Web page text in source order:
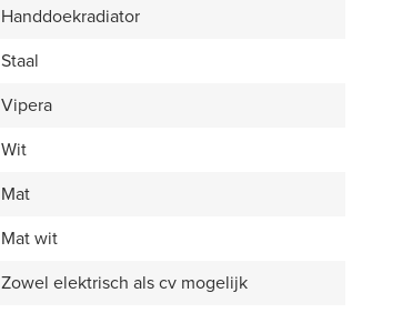
Handdoekradiator
Staal
Vipera
Wit
Mat
Mat wit
Zowel elektrisch als cv mogelijk